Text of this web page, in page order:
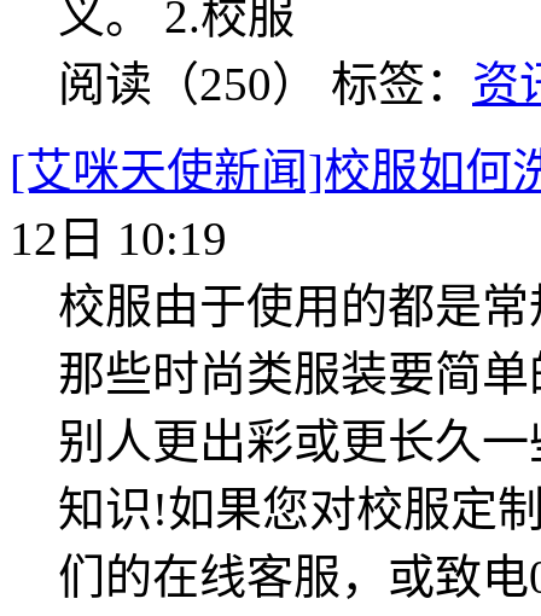
义。 2.校服
阅读（250） 标签： 资
[艾咪天使新闻]校服如何
12日 10:19
校服由于使用的都是
那些时尚类服装要简
别人更出彩或更长久
知识!如果您对校服定
们的在线客服，或致电